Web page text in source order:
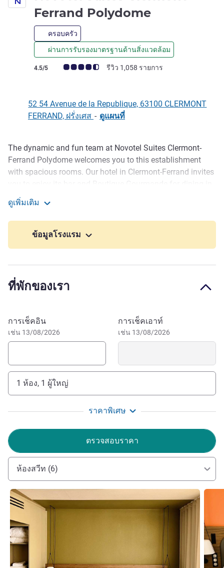
Ferrand Polydome
ครอบครัว
ผ่านการรับรองมาตรฐานด้านสิ่งแวดล้อม
คะแนนความคิดเห็นจากแขก (เรทติ้งบน ALL)
4.5/5 รีวิว 1,058 รายการ
52 54 Avenue de la Republique, 63100 CLERMONT
FERRAND, ฝรั่งเศส - ดูแผนที่
รายละเอียด
The dynamic and fun team at Novotel Suites Clermont-
Ferrand Polydome welcomes you to this establishment
with spacious rooms. Our hotel in Clermont-Ferrand invites
the lobby or on the terrace. Dedicated to your comfort and
relaxation, we also offer a fitness center.
Welcome to your "home sweet home!" We look forward
to welcoming you to Clermont for a relaxing stay. We can't
among our regular and treasured guests. Try us; you'll love
us.
ANNA BOHORODZICZ ฝ่ายบริหารโรงแรม
ดูเพิ่มเติม
ข้อมูลโรงแรม
ที่พักของเรา
จองโรงแรมนี้
การเช็คอิน
เช่น 13/08/2026
การเช็คเอาท์
เช่น 13/08/2026
1 ห้อง, 1 ผู้ใหญ่
ราคาพิเศษ
ตรวจสอบราคา
ห้องสวีท (6)
ดูรายละเอียด ดูราย